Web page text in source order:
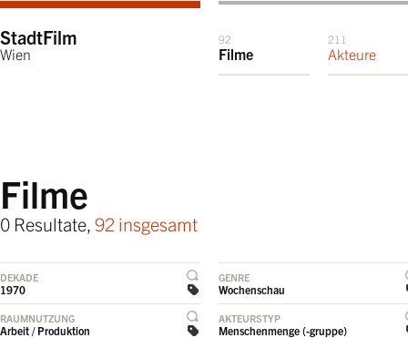
StadtFilm
Wien
92
Filme
211
Akteure
Filme
0 Resultate, 92 insgesamt
DEKADE
1970
GENRE
Wochenschau
RAUMNUTZUNG
Arbeit / Produktion
AKTEURSTYP
Menschenmenge (-gruppe)